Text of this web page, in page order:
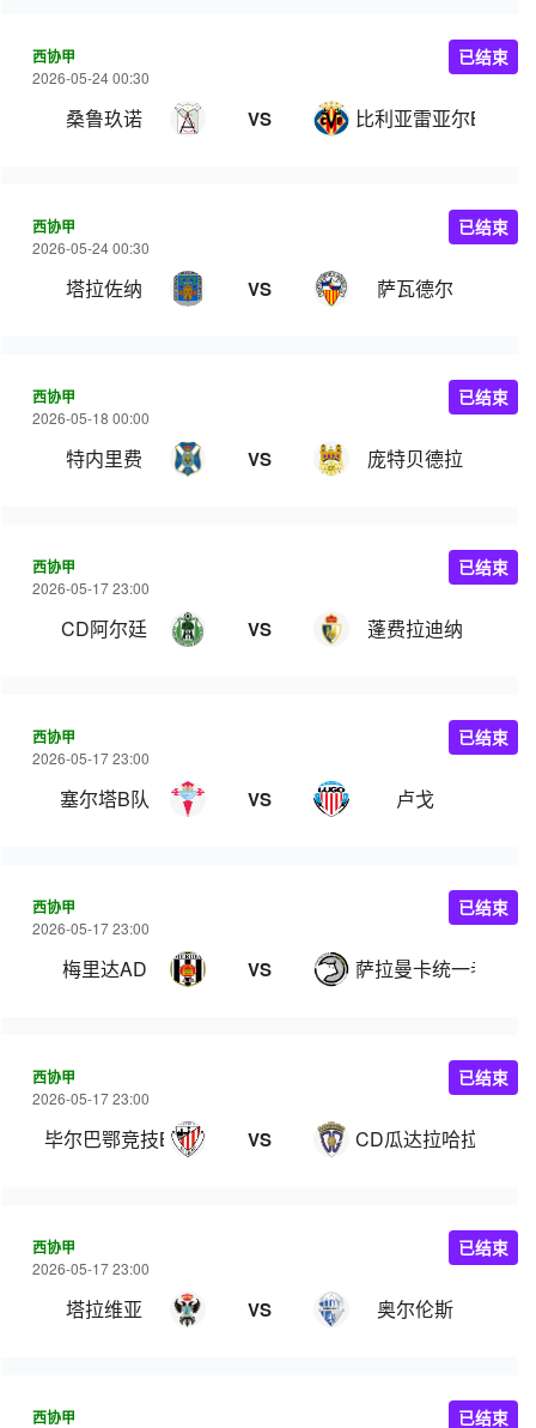
西协甲
2026-05-24 00:30
桑鲁玖诺 VS 比利亚雷亚尔B队
已结束
西协甲
2026-05-24 00:30
塔拉佐纳 VS 萨瓦德尔
已结束
西协甲
2026-05-18 00:00
特内里费 VS 庞特贝德拉
已结束
西协甲
2026-05-17 23:00
CD阿尔廷 VS 蓬费拉迪纳
已结束
西协甲
2026-05-17 23:00
塞尔塔B队 VS 卢戈
已结束
西协甲
2026-05-17 23:00
梅里达AD VS 萨拉曼卡统一者
已结束
西协甲
2026-05-17 23:00
毕尔巴鄂竞技B队 VS CD瓜达拉哈拉
已结束
西协甲
2026-05-17 23:00
塔拉维亚 VS 奥尔伦斯
已结束
西协甲 已结束